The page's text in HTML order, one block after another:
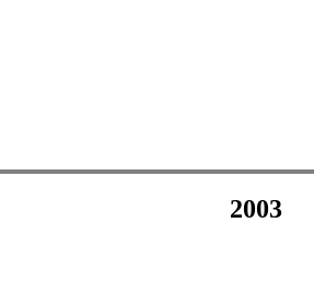
2003